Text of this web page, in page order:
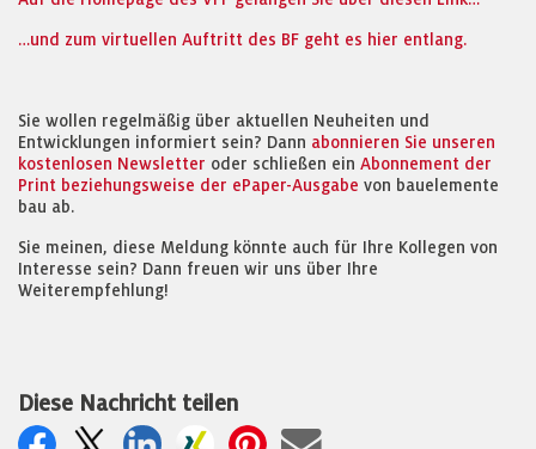
…und zum virtuellen Auftritt des BF geht es hier entlang.
Sie wollen regelmäßig über aktuellen Neuheiten und
Entwicklungen informiert sein? Dann abonnieren Sie unseren
kostenlosen Newsletter oder schließen ein Abonnement der
Print beziehungsweise der ePaper-Ausgabe von bauelemente
bau ab.
Sie meinen, diese Meldung könnte auch für Ihre Kollegen von
Interesse sein? Dann freuen wir uns über Ihre
Weiterempfehlung!
Diese Nachricht teilen